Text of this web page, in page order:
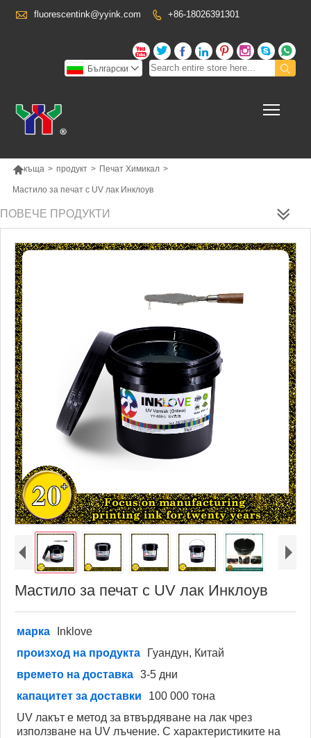
 fluorescentink@yyink.com  +86-18026391301
      


Български 
къща > продукт > Печат Химикал >
Мастило за печат с UV лак Инклоув
ПОВЕЧЕ ПРОДУКТИ
Мастило за печат с UV лак Инклоув
марка
Inklove
произход на продукта
Гуандун, Китай
времето на доставка 3-5 дни
капацитет за доставки
100 000 тона
UV лакът е метод за втвърдяване на лак чрез
използване на UV лъчение. С характеристиките на